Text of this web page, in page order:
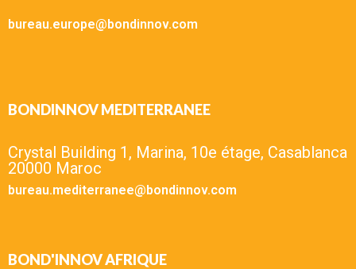
bureau.europe@bondinnov.com
BONDINNOV MEDITERRANEE
Crystal Building 1, Marina, 10e étage, Casablanca
20000 Maroc
bureau.mediterranee@bondinnov.com
BOND'INNOV AFRIQUE